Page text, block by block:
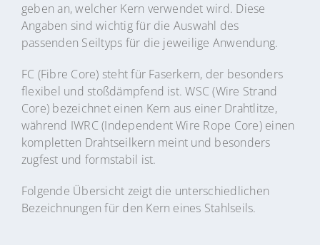
geben an, welcher Kern verwendet wird. Diese
Angaben sind wichtig für die Auswahl des
passenden Seiltyps für die jeweilige Anwendung.
FC (Fibre Core) steht für Faserkern, der besonders
flexibel und stoßdämpfend ist. WSC (Wire Strand
Core) bezeichnet einen Kern aus einer Drahtlitze,
während IWRC (Independent Wire Rope Core) einen
kompletten Drahtseilkern meint und besonders
zugfest und formstabil ist.
Folgende Übersicht zeigt die unterschiedlichen
Bezeichnungen für den Kern eines Stahlseils.